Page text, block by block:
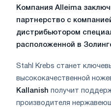
Компания Alleima
партнерство с
дистрибьютором
расположенной в
Stahl Krebs станет
высококачественной
Kallanish получит
производителя